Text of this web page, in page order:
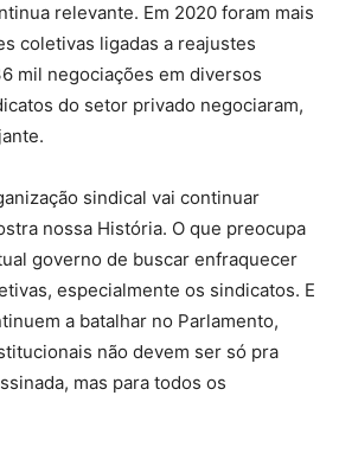
relevante. Em 2020 foram mais
coletivas ligadas a reajustes
mil negociações em diversos
do setor privado negociaram,
sindical vai continuar
nossa História. O que preocupa
governo de buscar enfraquecer
especialmente os sindicatos. E
a batalhar no Parlamento,
não devem ser só pra
mas para todos os